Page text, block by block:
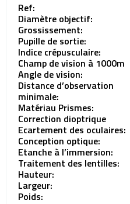
Ref:
Diamètre objectif:
Grossissement:
Pupille de sortie:
Indice crépusculaire:
Champ de vision à 1000m
Angle de vision:
Distance d’observation
minimale:
Matériau Prismes:
Correction dioptrique
Ecartement des oculaires:
Conception optique:
Etanche à l’immersion:
Traitement des lentilles:
Hauteur:
Largeur:
Poids: